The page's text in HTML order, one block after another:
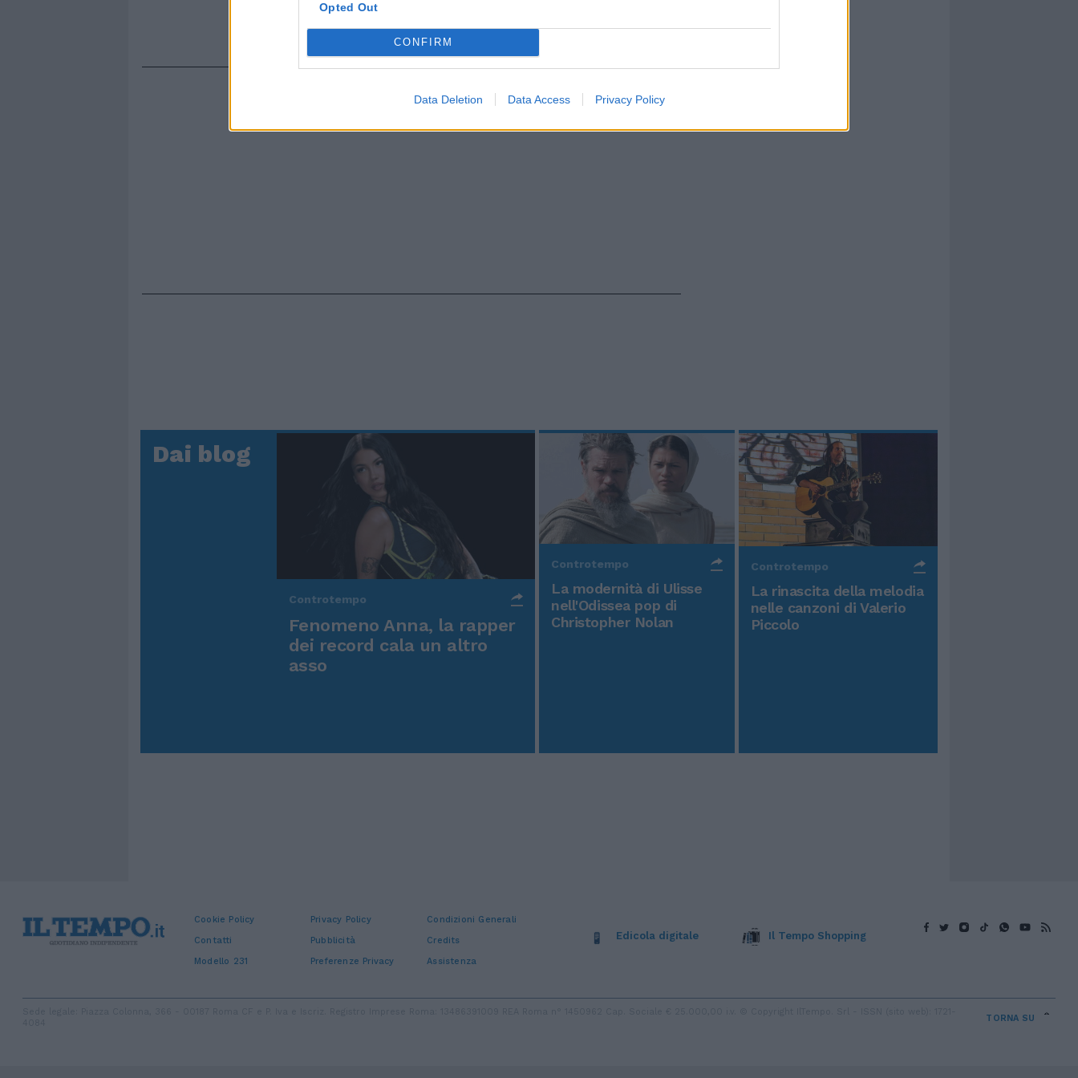
Opted Out
CONFIRM
Data Deletion Data Access Privacy Policy
più sereno la nuova generazione di titoli esclusivi e
non offerti da Microsoft.
Dai blog
Controtempo
Fenomeno Anna, la rapper
dei record cala un altro
asso
Controtempo
La modernità di Ulisse
nell'Odissea pop di
Christopher Nolan
Controtempo
La rinascita della melodia
nelle canzoni di Valerio
Piccolo
Cookie Policy Privacy Policy
Condizioni Generali
Contatti
Pubblicità
Credits
Modello 231
Preferenze Privacy Assistenza
Edicola digitale Il Tempo Shopping
TORNA SU